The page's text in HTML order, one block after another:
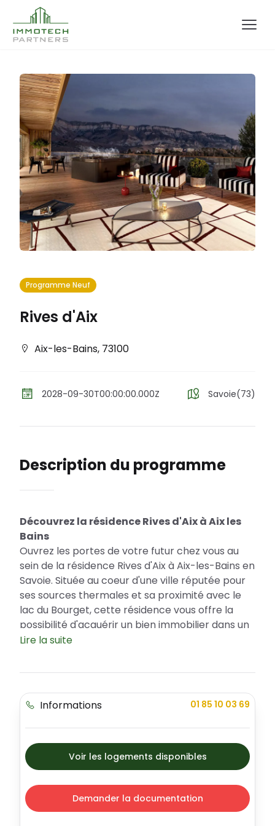
Programme Neuf
Rives d'Aix
Aix-les-Bains, 73100
2028-09-30T00:00:00.000Z Savoie(73)
Description du programme
Découvrez la résidence Rives d'Aix à Aix les
Bains
Ouvrez les portes de votre futur chez vous au
sein de la résidence Rives d'Aix à Aix-les-Bains en
Savoie. Située au coeur d'une ville réputée pour
ses sources thermales et sa proximité avec le
lac du Bourget, cette résidence vous offre la
possibilité d'acquérir un bien immobilier dans un
des plus beaux coins de la région Auvergne-
fiscaux en accédant à la propriété via le Prêt à
synonyme d'élégance et de modernité, propose
différents types d'appartements adaptés à
chaque style de vie.
Un emplacement idéal au coeur d'Aix-les-
Bains
Le programme immobilier Rives d'Aix profite
d'une localisation privilégiée au coeur d'Aix-les-
Bains. Cette ville dynamique et attractive offre à
Lire la suite
Informations 01 85 10 03 69
Voir les logements disponibles
Demander la documentation